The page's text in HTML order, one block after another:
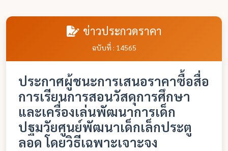
ข่าวประกวดราคา
ฉบับที่ : 14565
ประกาศผู้ชนะการเสนอราคาซื้อสื่อ
การเรียนการสอนวัสดุการศึกษา
และเครื่องเล่นพัฒนาการเด็ก
ปฐมวัยศูนย์พัฒนาเด็กเล็กประตู
ลอด โดยวิธีเฉพาะเจาะจง